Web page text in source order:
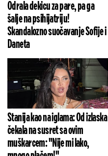
Odrala dekicu za pare, pa ga
šalje na psihijatriju!
Skandalozno suočavanje Sofije i
Daneta
Stanija kao na iglama: Od izlaska
čekala na susret sa ovim
muškarcem: "Nije mi lako,